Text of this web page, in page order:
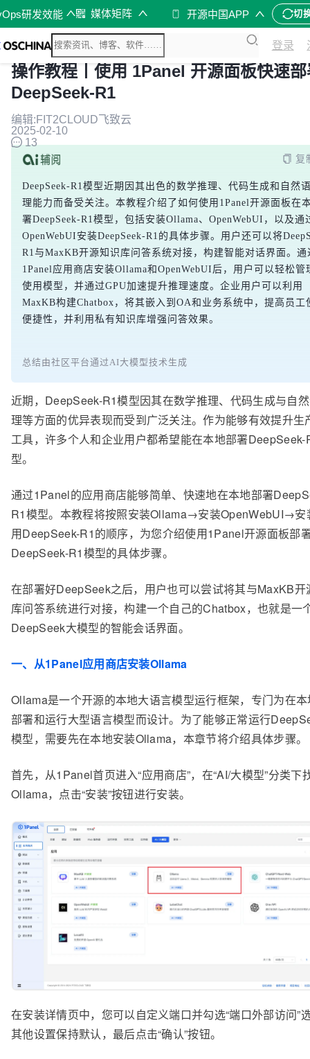
研发效能 媒体矩阵 开源中国APP 切
登录
操作教程丨使用 1Panel 开源面板快速部
DeepSeek-R1
编辑:FIT2CLOUD飞致云
2025-02-10
13
复
DeepSeek-R1模型近期因其出色的数学推理、代码生成和自然
理能力而备受关注。本教程介绍了如何使用1Panel开源面板在
署DeepSeek-R1模型，包括安装Ollama、OpenWebUI，以及通
OpenWebUI安装DeepSeek-R1的具体步骤。用户还可以将
R1与MaxKB开源知识库问答系统对接，构建智能对话界面。通
1Panel应用商店安装Ollama和OpenWebUI后，用户可以轻松管
使用模型，并通过GPU加速提升推理速度。企业用户可以利用
MaxKB构建Chatbox，将其嵌入到OA和业务系统中，提高员工
便捷性，并利用私有知识库增强问答效果。
总结由社区平台通过AI大模型技术生成
近期，DeepSeek-R1模型因其在数学推理、代码生成与自
理等方面的优异表现而受到广泛关注。作为能够有效提升生
工具，许多个人和企业用户都希望能在本地部署DeepSeek-
型。
通过1Panel的应用商店能够简单、快速地在本地部署
R1模型。本教程将按照安装Ollama→安装OpenWebUI→安
用DeepSeek-R1的顺序，为您介绍使用1Panel开源面板部
DeepSeek-R1模型的具体步骤。
在部署好DeepSeek之后，用户也可以尝试将其与MaxKB开
库问答系统进行对接，构建一个自己的Chatbox，也就是一
DeepSeek大模型的智能会话界面。
一、从1Panel应用商店安装Ollama
Ollama是一个开源的本地大语言模型运行框架，专门为在
部署和运行大型语言模型而设计。为了能够正常运行
模型，需要先在本地安装Ollama，本章节将介绍具体步骤。
首先，从1Panel首页进入“应用商店”，在“AI/大模型”分类下
Ollama，点击“安装”按钮进行安装。
在安装详情页中，您可以自定义端口并勾选“端口外部访问”
其他设置保持默认，最后点击“确认”按钮。